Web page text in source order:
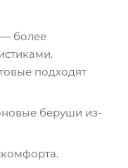
— более
подходят
беруши из-